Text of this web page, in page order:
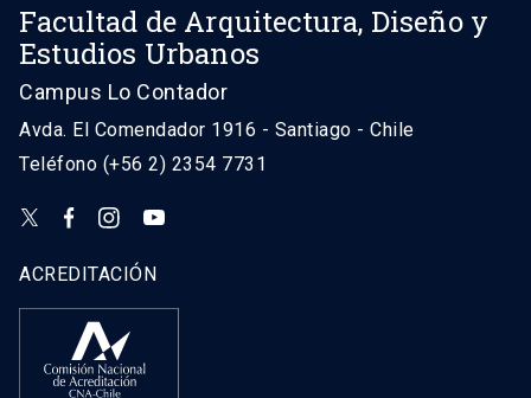
Facultad de Arquitectura, Diseño y
Estudios Urbanos
Campus Lo Contador
Avda. El Comendador 1916 - Santiago - Chile
Teléfono (+56 2) 2354 7731
ACREDITACIÓN